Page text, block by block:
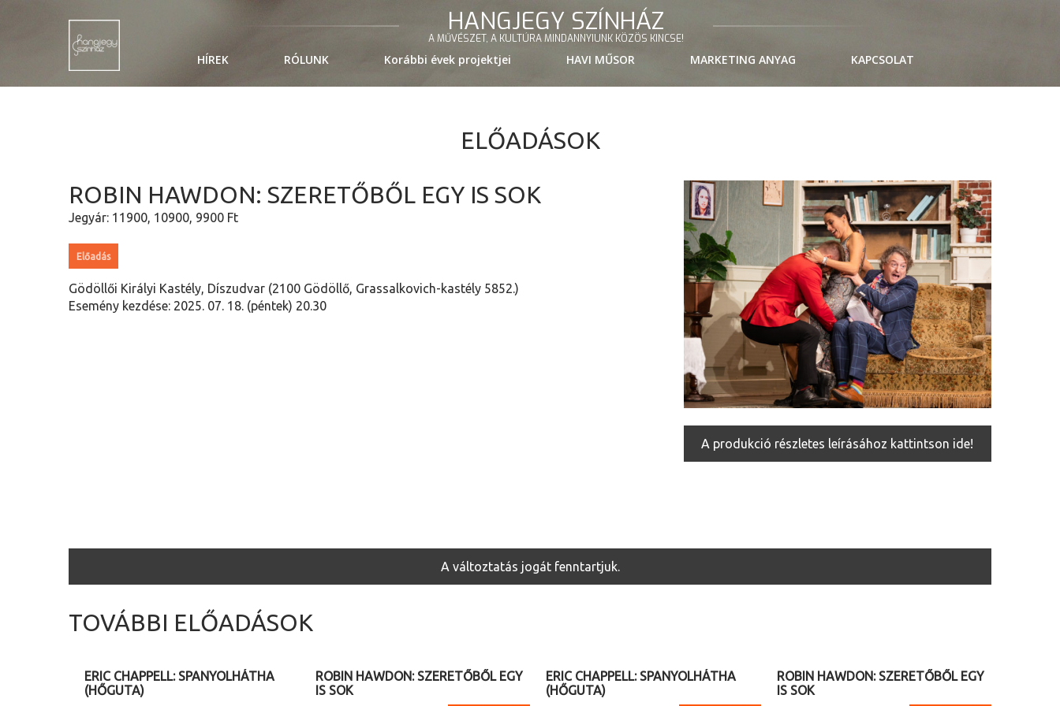
HANGJEGY SZÍNHÁZ
A MŰVÉSZET, A KULTÚRA MINDANNYIUNK KÖZÖS KINCSE!
HÍREK RÓLUNK Korábbi évek projektjei HAVI MŰSOR MARKETING ANYAG KAPCSOLAT
ELŐADÁSOK
ROBIN HAWDON: SZERETŐBŐL EGY IS SOK
Jegyár: 11900, 10900, 9900 Ft
Előadás
Gödöllői Királyi Kastély, Díszudvar (2100 Gödöllő, Grassalkovich-kastély 5852.)
Esemény kezdése: 2025. 07. 18. (péntek) 20.30
A produkció részletes leírásához kattintson ide!
A változtatás jogát fenntartjuk.
TOVÁBBI ELŐADÁSOK
ERIC CHAPPELL: SPANYOLHÁTHA
(HŐGUTA)
ROBIN HAWDON: SZERETŐBŐL EGY
IS SOK
ERIC CHAPPELL: SPANYOLHÁTHA
(HŐGUTA)
ROBIN HAWDON: SZERETŐBŐL EGY
IS SOK